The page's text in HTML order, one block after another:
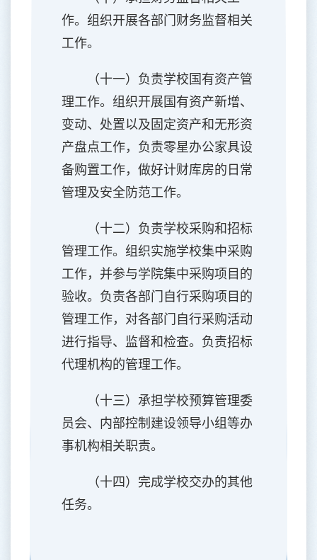
作。组织开展各部门财务监督相关
工作。
（十一）负责学校国有资产管
理工作。组织开展国有资产新增、
变动、处置以及固定资产和无形资
产盘点工作，负责零星办公家具设
备购置工作，做好计财库房的日常
管理及安全防范工作。
（十二）负责学校采购和招标
管理工作。组织实施学校集中采购
工作，并参与学院集中采购项目的
验收。负责各部门自行采购项目的
管理工作，对各部门自行采购活动
进行指导、监督和检查。负责招标
代理机构的管理工作。
（十三）承担学校预算管理委
员会、内部控制建设领导小组等办
事机构相关职责。
（十四）完成学校交办的其他
任务。